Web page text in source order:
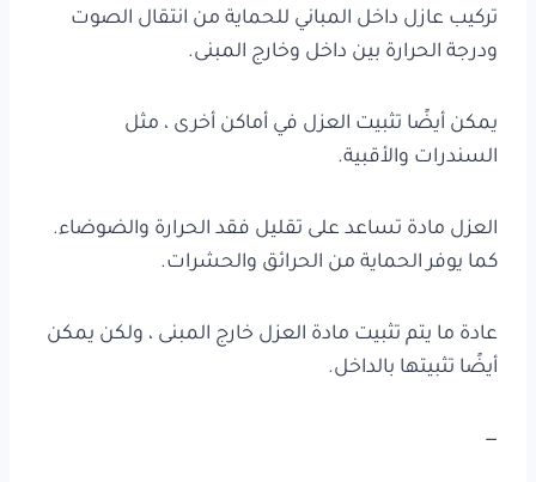
تركيب عازل داخل المباني للحماية من انتقال الصوت
ودرجة الحرارة بين داخل وخارج المبنى.
يمكن أيضًا تثبيت العزل في أماكن أخرى ، مثل
السندرات والأقبية.
العزل مادة تساعد على تقليل فقد الحرارة والضوضاء.
كما يوفر الحماية من الحرائق والحشرات.
عادة ما يتم تثبيت مادة العزل خارج المبنى ، ولكن يمكن
أيضًا تثبيتها بالداخل.
—